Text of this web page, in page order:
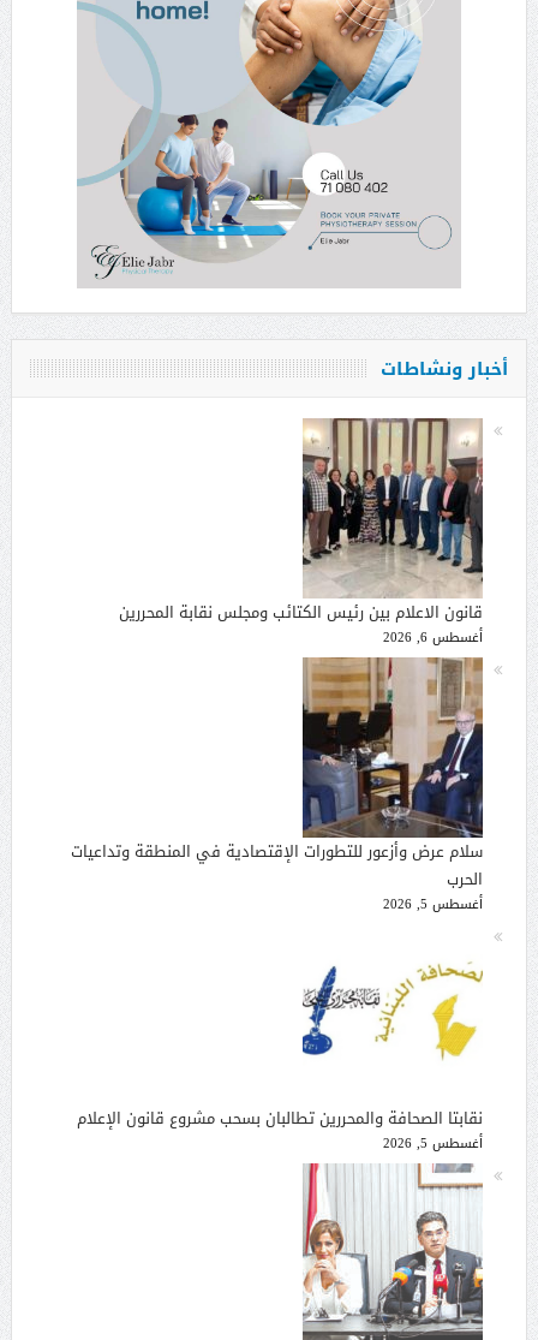
أخبار ونشاطات
قانون الاعلام بين رئيس الكتائب ومجلس نقابة المحررين
أغسطس 6, 2026
سلام عرض وأزعور للتطورات الإقتصادية في المنطقة وتداعيات
الحرب
أغسطس 5, 2026
نقابتا الصحافة والمحررين تطالبان بسحب مشروع قانون الإعلام
أغسطس 5, 2026